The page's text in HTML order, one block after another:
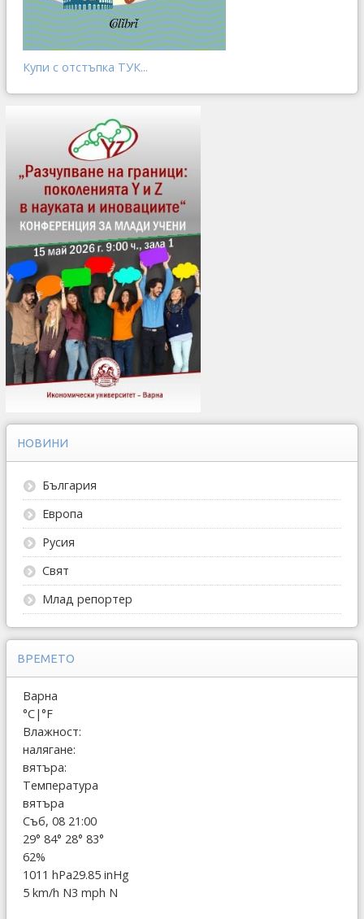
Купи с отстъпка ТУК...
НОВИНИ
България
Европа
Русия
Свят
Млад репортер
ВРЕМЕТО
Варна
°C|°F
Влажност:
налягане:
вятъра:
Температура
вятъра
Съб, 08 21:00
29° 84° 28° 83°
62%
1011 hPa29.85 inHg
5 km/h N3 mph N